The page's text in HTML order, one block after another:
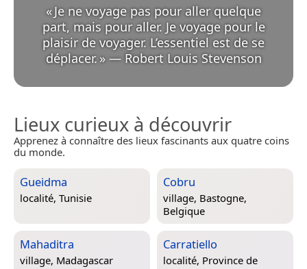
«Je ne voyage pas pour aller quelque
part, mais pour aller. Je voyage pour le
plaisir de voyager. L’essentiel est de se
déplacer. » — Robert Louis Stevenson
Lieux curieux à découvrir
Apprenez à connaître des lieux fascinants aux quatre coins
du monde.
Gueidma
localité, Tunisie
Cobru
village, Bastogne,
Belgique
Mahaditra
village, Madagascar
Carratiello
localité, Province de